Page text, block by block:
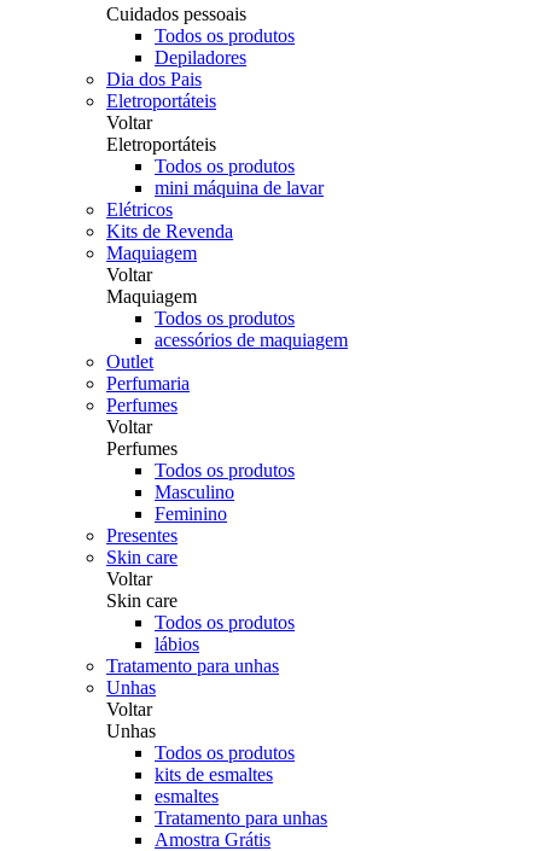
Cuidados pessoais
Todos os produtos
Depiladores
Dia dos Pais
Eletroportáteis
Voltar
Eletroportáteis
Todos os produtos
mini máquina de lavar
Elétricos
Kits de Revenda
Maquiagem
Voltar
Maquiagem
Todos os produtos
acessórios de maquiagem
Outlet
Perfumaria
Perfumes
Voltar
Perfumes
Todos os produtos
Masculino
Feminino
Presentes
Skin care
Voltar
Skin care
Todos os produtos
lábios
Tratamento para unhas
Unhas
Voltar
Unhas
Todos os produtos
kits de esmaltes
esmaltes
Tratamento para unhas
Amostra Grátis